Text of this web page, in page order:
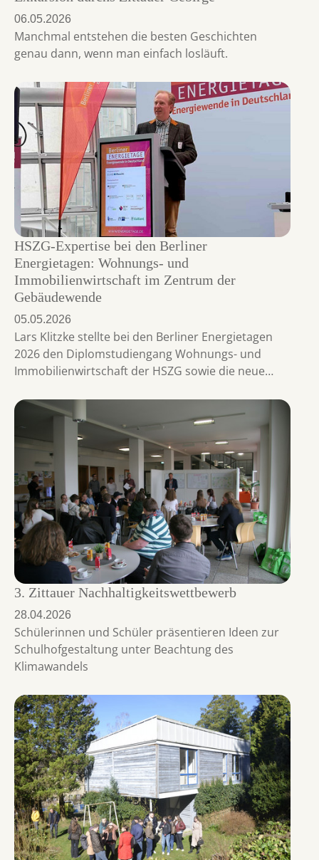
06.05.2026
Manchmal entstehen die besten Geschichten
genau dann, wenn man einfach losläuft.
HSZG-Expertise bei den Berliner
Energietagen: Wohnungs- und
Immobilienwirtschaft im Zentrum der
Gebäudewende
05.05.2026
Lars Klitzke stellte bei den Berliner Energietagen
2026 den Diplomstudiengang Wohnungs- und
Immobilienwirtschaft der HSZG sowie die neue…
3. Zittauer Nachhaltigkeitswettbewerb
28.04.2026
Schülerinnen und Schüler präsentieren Ideen zur
Schulhofgestaltung unter Beachtung des
Klimawandels